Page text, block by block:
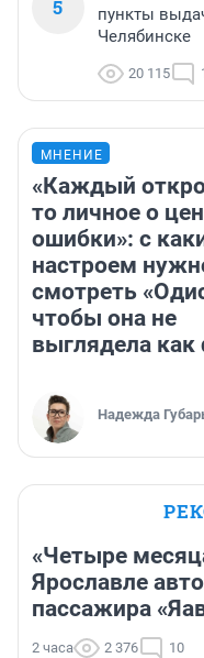
5
пункты
Челябинске
20 115
МНЕНИЕ
«Каждый
то личное о
ошибки»: с
настроем
смотреть
чтобы она не
выглядела как
Надежда
«Четыре
Ярославле
пассажира
2 часа 2 376 10